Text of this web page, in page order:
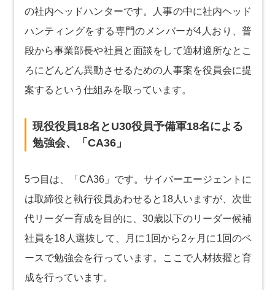
の社内ヘッドハンターです。人事の中に社内ヘッド
ハンティングをする専門のメンバーが4人おり、普
段から事業部長や社員と面談をして適材適所なとこ
ろにどんどん異動させるための人事案を役員会に提
案するという仕組みを取っています。
現役役員18名とU30役員予備軍18名による
勉強会、「CA36」
5つ目は、「CA36」です。サイバーエージェントに
は取締役と執行役員あわせると18人いますが、次世
代リーダー育成を目的に、30歳以下のリーダー候補
社員を18人選抜して、月に1回から2ヶ月に1回のペ
ースで勉強会を行っています。ここで人材抜擢と育
成を行っています。